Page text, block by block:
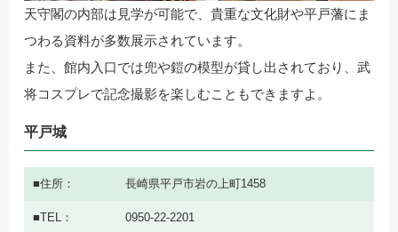
天守閣の内部は見学が可能で、貴重な文化財や平戸藩にま
つわる資料が多数展示されています。
また、館内入口では兜や鎧の模型が貸し出されており、武
将コスプレで記念撮影を楽しむこともできますよ。
平戸城
住所 長崎県平戸市岩の上町1458
TEL 0950-22-2201